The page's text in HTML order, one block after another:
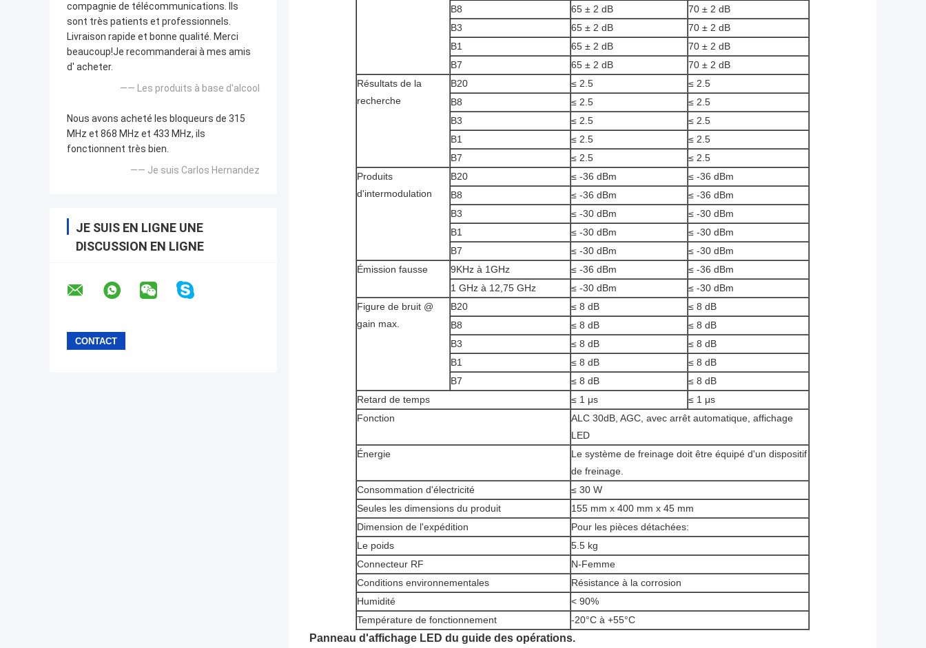
compagnie de télécommunications. Ils
sont très patients et professionnels.
Livraison rapide et bonne qualité. Merci
beaucoup!Je recommanderai à mes amis
d' acheter.
—— Les produits à base d'alcool
Nous avons acheté les bloqueurs de 315
MHz et 868 MHz et 433 MHz, ils
fonctionnent très bien.
—— Je suis Carlos Hernandez
JE SUIS EN LIGNE UNE
DISCUSSION EN LIGNE
B8
65 ± 2 dB
70 ± 2 dB
B3
65 ± 2 dB
70 ± 2 dB
B1
65 ± 2 dB
70 ± 2 dB
B7
65 ± 2 dB
70 ± 2 dB
Résultats de la
recherche
B20 ≤ 2.5
≤ 2.5
B8
≤ 2.5
≤ 2.5
B3
≤ 2.5
≤ 2.5
B1
≤ 2.5
≤ 2.5
B7
≤ 2.5
≤ 2.5
Produits
d'intermodulation
B20 ≤ -36 dBm
≤ -36 dBm
B8
≤ -36 dBm
≤ -36 dBm
B3
≤ -30 dBm
≤ -30 dBm
B1
≤ -30 dBm
≤ -30 dBm
B7
≤ -30 dBm
≤ -30 dBm
Émission fausse
9KHz à 1GHz ≤ -36 dBm
≤ -36 dBm
1 GHz à 12,75 GHz
≤ -30 dBm
≤ -30 dBm
Figure de bruit @
gain max.
B20 ≤ 8 dB
≤ 8 dB
B8
≤ 8 dB
≤ 8 dB
B3
≤ 8 dB
≤ 8 dB
B1
≤ 8 dB
≤ 8 dB
B7
≤ 8 dB
≤ 8 dB
Retard de temps
≤ 1 μs
≤ 1 μs
Fonction
ALC 30dB, AGC, avec arrêt automatique, affichage
LED
Énergie
Le système de freinage doit être équipé d'un dispositif
de freinage.
Consommation d'électricité
≤ 30 W
Seules les dimensions du produit
155 mm x 400 mm x 45 mm
Dimension de l'expédition
Pour les pièces détachées:
Le poids
5.5 kg
Connecteur RF
N-Femme
Conditions environnementales
Résistance à la corrosion
Humidité
< 90%
Température de fonctionnement
-20°C à +55°C
Panneau d'affichage LED du guide des opérations.